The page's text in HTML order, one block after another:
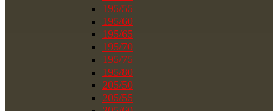
195/55
195/60
195/65
195/70
195/75
195/80
205/50
205/55